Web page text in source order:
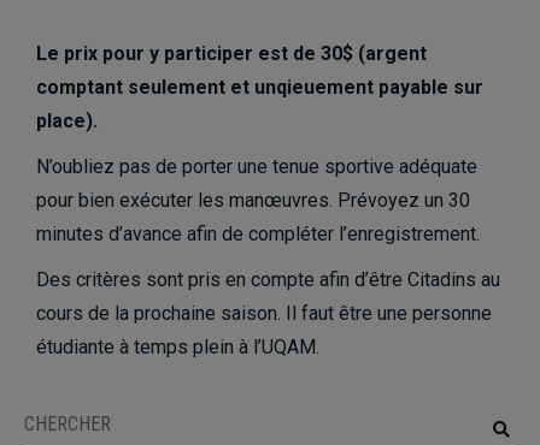
Le prix pour y participer est de 30$ (argent
comptant seulement et unqieuement payable sur
place).
N’oubliez pas de porter une tenue sportive adéquate
pour bien exécuter les manœuvres. Prévoyez un 30
minutes d’avance afin de compléter l’enregistrement.
Des critères sont pris en compte afin d’être Citadins au
cours de la prochaine saison. Il faut être une personne
étudiante à temps plein à l’UQAM.